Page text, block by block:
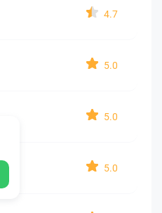
4.7
5.0
5.0
5.0